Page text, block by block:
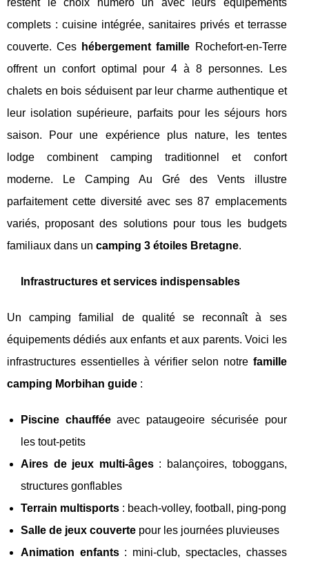
restent le choix numéro un avec leurs équipements
complets : cuisine intégrée, sanitaires privés et terrasse
couverte. Ces hébergement famille Rochefort-en-Terre
offrent un confort optimal pour 4 à 8 personnes. Les
chalets en bois séduisent par leur charme authentique et
leur isolation supérieure, parfaits pour les séjours hors
saison. Pour une expérience plus nature, les tentes
lodge combinent camping traditionnel et confort
moderne. Le Camping Au Gré des Vents illustre
parfaitement cette diversité avec ses 87 emplacements
variés, proposant des solutions pour tous les budgets
familiaux dans un camping 3 étoiles Bretagne.
Infrastructures et services indispensables
Un camping familial de qualité se reconnaît à ses
équipements dédiés aux enfants et aux parents. Voici les
infrastructures essentielles à vérifier selon notre famille
camping Morbihan guide :
Piscine chaufféeavec pataugeoire sécurisée pour
les tout-petits
Aires de jeux multi-âges: balançoires, toboggans,
structures gonflables
Terrain multisports : beach-volley, football, ping-pong
Salle de jeux couverte pour les journées pluvieuses
Animation enfants: mini-club, spectacles, chasses